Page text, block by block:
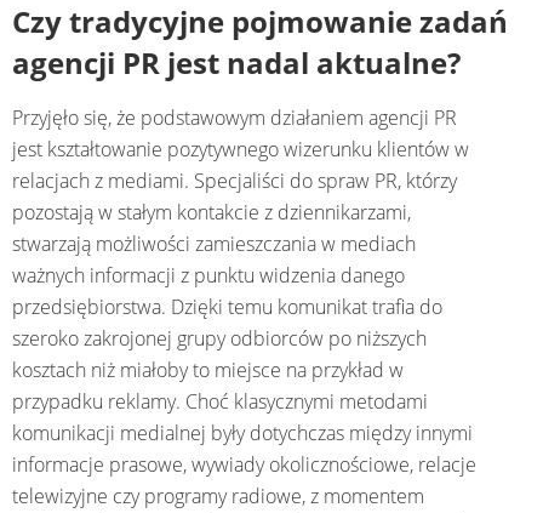
Czy tradycyjne pojmowanie zadań
agencji PR jest nadal aktualne?
Przyjęło się, że podstawowym działaniem agencji PR
jest kształtowanie pozytywnego wizerunku klientów w
relacjach z mediami. Specjaliści do spraw PR, którzy
pozostają w stałym kontakcie z dziennikarzami,
stwarzają możliwości zamieszczania w mediach
ważnych informacji z punktu widzenia danego
przedsiębiorstwa. Dzięki temu komunikat trafia do
szeroko zakrojonej grupy odbiorców po niższych
kosztach niż miałoby to miejsce na przykład w
przypadku reklamy. Choć klasycznymi metodami
komunikacji medialnej były dotychczas między innymi
informacje prasowe, wywiady okolicznościowe, relacje
telewizyjne czy programy radiowe, z momentem